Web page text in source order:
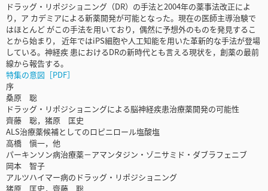
ドラッグ・リポジショニング（DR）の手法と2004年の薬事法改正によ
り，ア カデミアによる新薬開発が可能となった。現在の医師主導治験で
はほとんど がこの手法を用いており，偶然に予想外のものを発見するこ
とから始まり， 近年ではiPS細胞や人工知能を用いた革新的な手法が登場
している。神経疾 患におけるDRの新時代とも言える現状を，創薬の最前
線から報告する。
特集の意図［PDF］
序
桑原 聡
ドラッグ・リポジショニングによる脳神経疾患治療薬開発の可能性
齊藤 聡，猪原 匡史
ALS治療薬候補としてのロピニロール塩酸塩
高橋 愼一，他
パーキンソン病治療薬－アマンタジン・ゾニサミド・ダブラフェニブ
岡本 智子
アルツハイマー病のドラッグ・リポジショニング
猪原 匡史，齊藤 聡